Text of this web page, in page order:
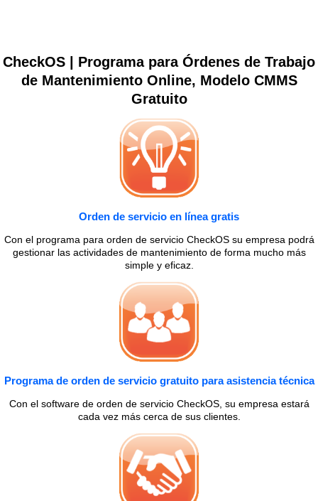
CheckOS | Programa para Órdenes de Trabajo
de Mantenimiento Online, Modelo CMMS
Gratuito
Orden de servicio en línea gratis
Con el programa para orden de servicio CheckOS su empresa podrá
gestionar las actividades de mantenimiento de forma mucho más
simple y eficaz.
Programa de orden de servicio gratuito para asistencia técnica
Con el software de orden de servicio CheckOS, su empresa estará
cada vez más cerca de sus clientes.